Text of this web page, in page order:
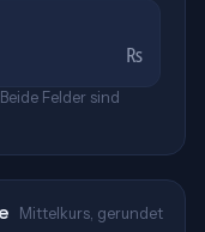
₨
Felder sind
Mittelkurs, gerundet